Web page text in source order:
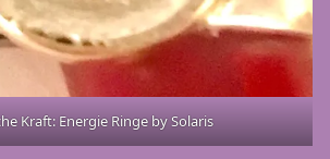
Kraft: Energie Ringe by Solaris